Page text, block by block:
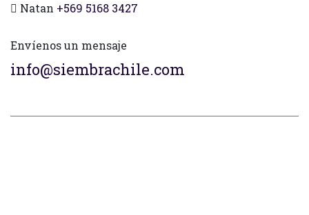
Natan +569 5168 3427
Envíenos un mensaje
info@siembrachile.com